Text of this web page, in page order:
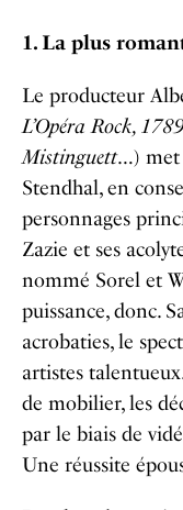
1. La plus
Le producteur
L’Opéra Rock,
Mistinguett…) met
Stendhal, en
personnages
Zazie et ses
nommé Sorel et
puissance, donc.
acrobaties, le
artistes
de mobilier, les
par le biais de
Une réussite